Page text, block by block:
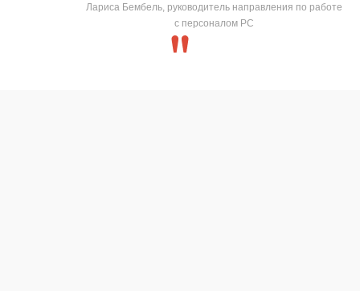
Лариса Бембель, руководитель направления по работе
с персоналом РС